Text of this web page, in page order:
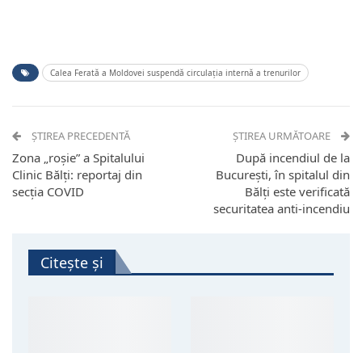
Calea Ferată a Moldovei suspendă circulația internă a trenurilor
ȘTIREA PRECEDENTĂ
Zona „roșie” a Spitalului
Clinic Bălți: reportaj din
secția COVID
ȘTIREA URMĂTOARE
După incendiul de la
București, în spitalul din
Bălți este verificată
securitatea anti-incendiu
Citește și